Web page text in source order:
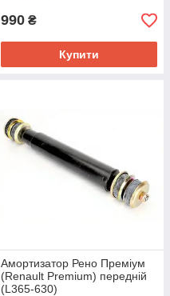
990 ₴
Купити
Амортизатор Рено Преміум
(Renault Premium) передній
(L365-630)